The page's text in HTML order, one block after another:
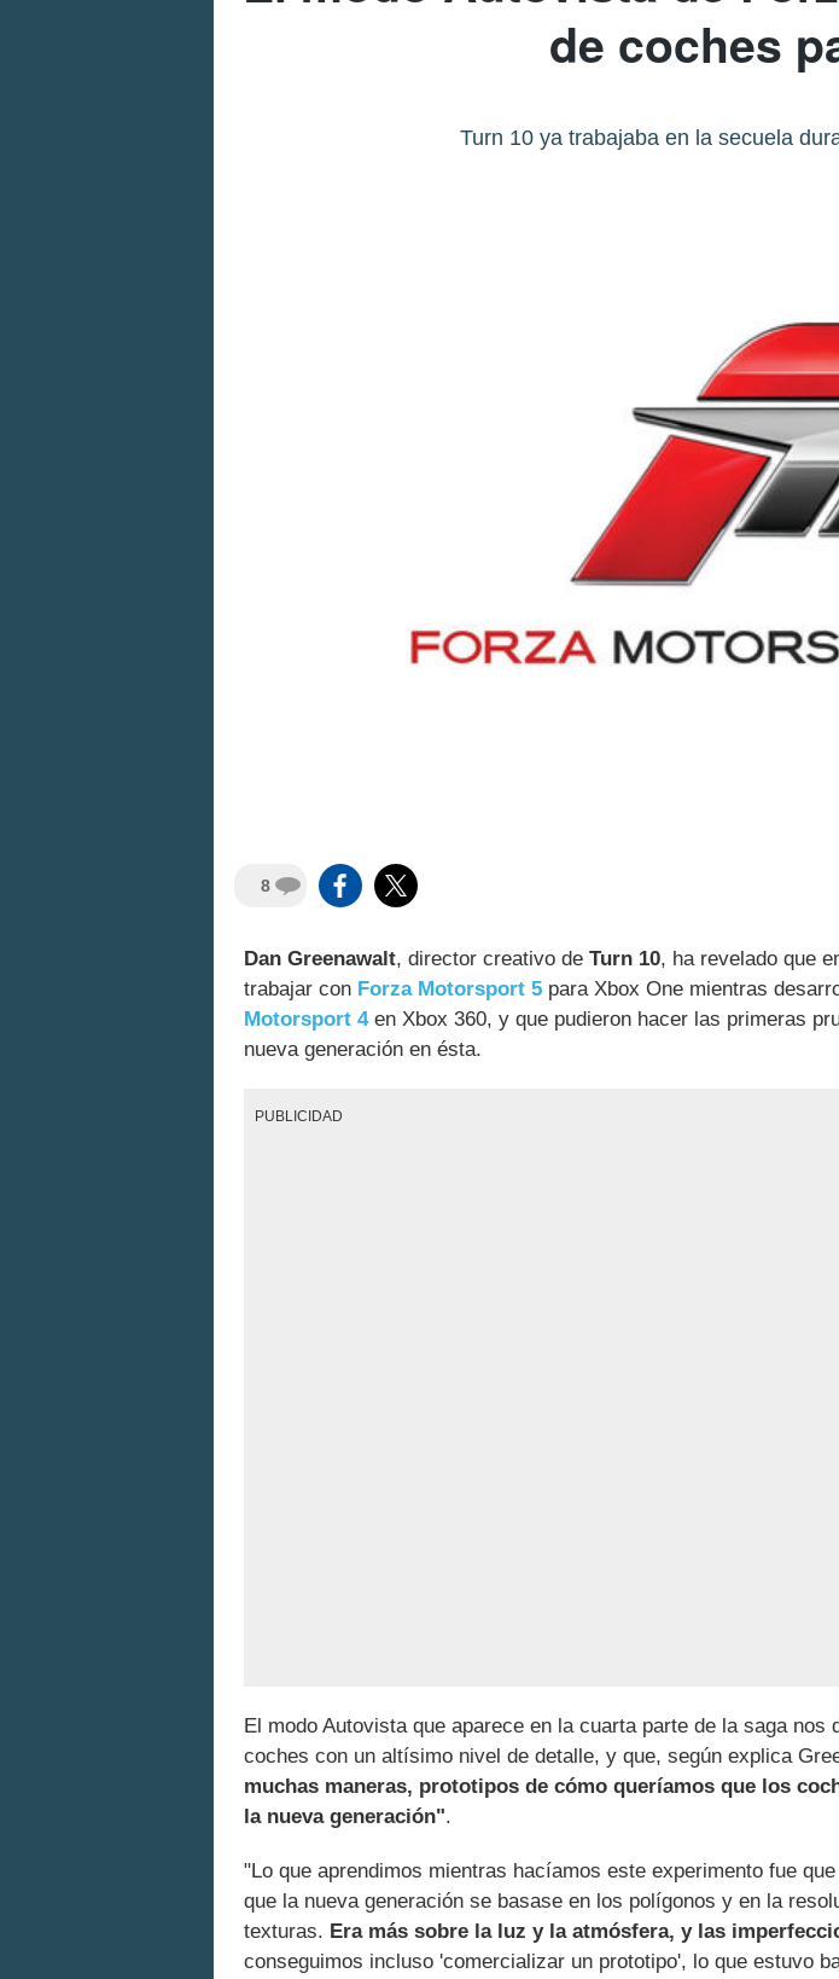
de coches
Turn 10 ya trabajaba en la secuela
8
Dan Greenawalt, director creativo de Turn 10, ha revelado que
trabajar con Forza Motorsport 5 para Xbox One mientras
Motorsport 4en Xbox 360, y que pudieron hacer las primeras
nueva generación en ésta.
PUBLICIDAD
El modo Autovista que aparece en la cuarta parte de la saga nos
coches con un altísimo nivel de detalle, y que, según explica
muchas maneras, prototipos de cómo queríamos que los
la nueva generación".
"Lo que aprendimos mientras hacíamos este experimento fue
que la nueva generación se basase en los polígonos y en la
texturas. Era más sobre la luz y la atmósfera, y las
conseguimos incluso 'comercializar un prototipo', lo que estuvo